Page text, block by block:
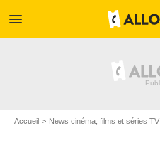
menu
Accueil News cinéma, films et séries TV